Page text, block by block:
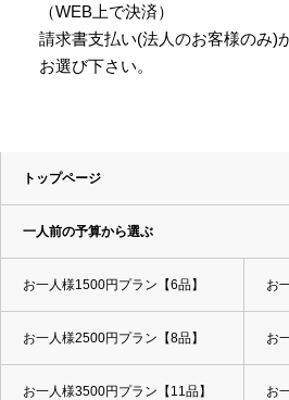
（WEB上で決済）
請求書支払い(法人のお客様のみ)
お選び下さい。
トップページ
一人前の予算から選ぶ
お一人様1500円プラン【6品】 お
お一人様2500円プラン【8品】 お
お一人様3500円プラン【11品】 お